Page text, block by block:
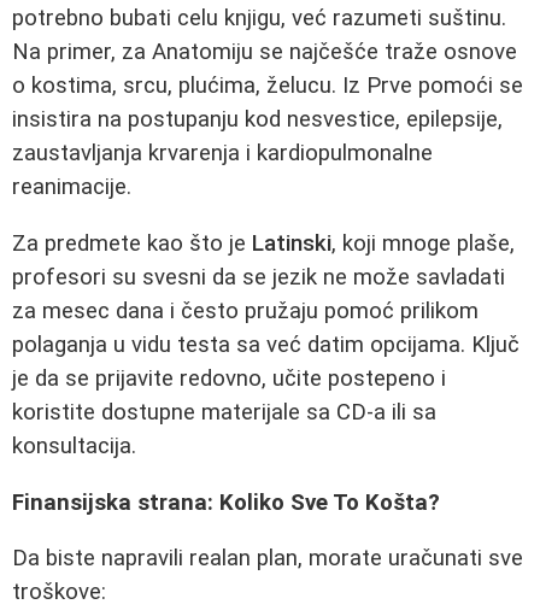
potrebno bubati celu knjigu, već razumeti suštinu.
Na primer, za Anatomiju se najčešće traže osnove
o kostima, srcu, plućima, želucu. Iz Prve pomoći se
insistira na postupanju kod nesvestice, epilepsije,
zaustavljanja krvarenja i kardiopulmonalne
reanimacije.
Za predmete kao što je Latinski, koji mnoge plaše,
profesori su svesni da se jezik ne može savladati
za mesec dana i često pružaju pomoć prilikom
polaganja u vidu testa sa već datim opcijama. Ključ
je da se prijavite redovno, učite postepeno i
koristite dostupne materijale sa CD-a ili sa
konsultacija.
Finansijska strana: Koliko Sve To Košta?
Da biste napravili realan plan, morate uračunati sve
troškove: